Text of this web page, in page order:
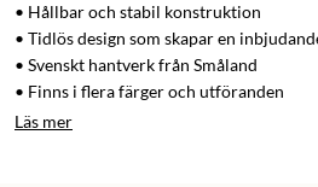
• Hållbar och stabil konstruktion
• Tidlös design som skapar en
• Svenskt hantverk från Småland
• Finns i flera färger och utföranden
Läs mer